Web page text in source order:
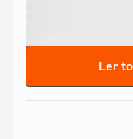
Ler